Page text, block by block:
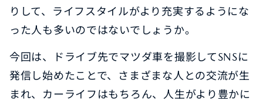
りして、ライフスタイルがより充実するようにな
った人も多いのではないでしょうか。
今回は、ドライブ先でマツダ車を撮影してSNSに
発信し始めたことで、さまざまな人との交流が生
まれ、カーライフはもちろん、人生がより豊かに